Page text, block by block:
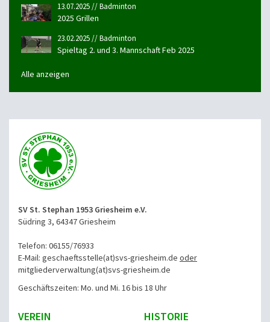
13.07.2025 // Badminton
2025 Grillen
23.02.2025 // Badminton
Spieltag 2. und 3. Mannschaft Feb 2025
Alle anzeigen
SV St. Stephan 1953 Griesheim e.V.
Südring 3, 64347 Griesheim
Telefon: 06155/76933
E-Mail: geschaeftsstelle(at)svs-griesheim.de oder
mitgliederverwaltung(at)svs-griesheim.de
Geschäftszeiten: Mo. und Mi. 16 bis 18 Uhr
VEREIN HISTORIE